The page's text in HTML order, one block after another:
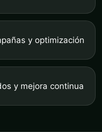
y optimización
y mejora continua